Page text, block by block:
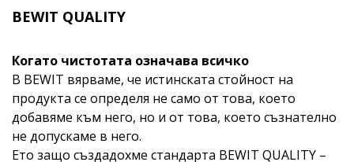
BEWIT QUALITY
Когато чистотата означава всичко
В BEWIT вярваме, че истинската стойност на
продукта се определя не само от това, което
добавяме към него, но и от това, което съзнателно
не допускаме в него.
Ето защо създадохме стандарта BEWIT QUALITY –